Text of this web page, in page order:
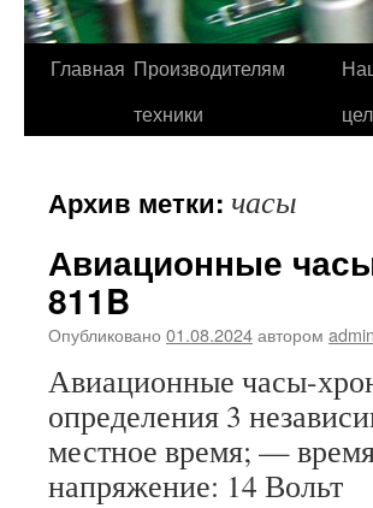
Главная Производителям
техники
Архив метки: часы
Авиационные
811B
Опубликовано 01.08.2024автором admin
Авиационные часы-
определения 3
местное время; —
напряжение: 14 Вольт